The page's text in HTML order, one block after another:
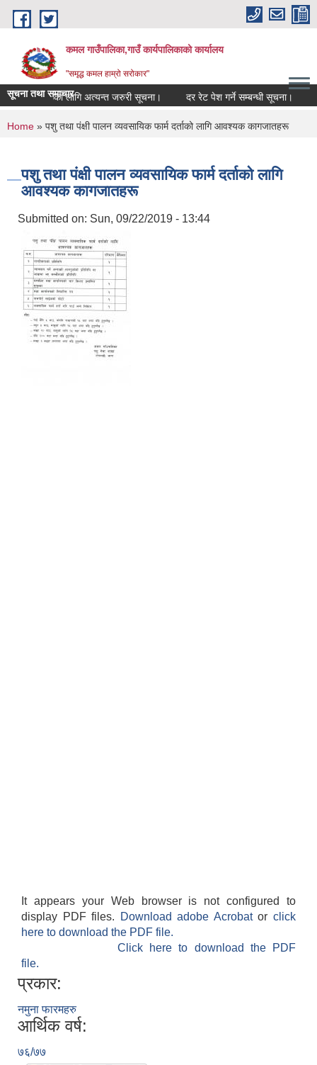
Skip to main content
कमल गाउँपालिका,गाउँ कार्यपालिकाको कार्यालय
"समृद्ध कमल हाम्रो सरोकार"
सूचना तथा समाचार
कृषकहरूका लागि अत्यन्त जरुरी सूचना। दर रेट पेश गर्ने सम्बन्धी सूचना।
You are here
Home » पशु तथा पंक्षी पालन व्यवसायिक फार्म दर्ताको लागि आवश्यक कागजातहरू
पशु तथा पंक्षी पालन व्यवसायिक फार्म दर्ताको लागि
आवश्यक कागजातहरू
Submitted on: Sun, 09/22/2019 - 13:44
It appears your Web browser is not configured to
display PDF files.
Download adobe Acrobatorclick
here to download the PDF file.
Click here to download the PDF
file.
प्रकार:
नमुना फारमहरु
आर्थिक वर्ष:
७६/७७